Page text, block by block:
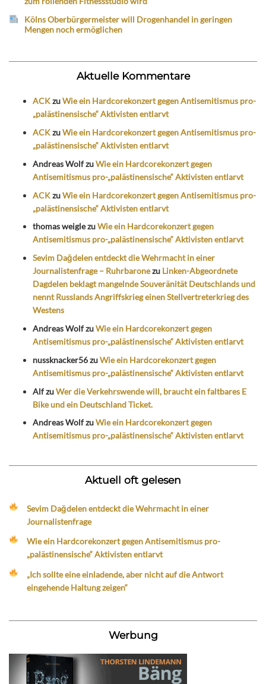
Kölns Oberbürgermeister will Drogenhandel in geringen
Mengen noch ermöglichen
Aktuelle Kommentare
ACKzuWie ein Hardcorekonzert gegen Antisemitismus pro-
„palästinensische“ Aktivisten entlarvt
ACKzuWie ein Hardcorekonzert gegen Antisemitismus pro-
„palästinensische“ Aktivisten entlarvt
Andreas WolfzuWie ein Hardcorekonzert gegen
Antisemitismus pro-„palästinensische“ Aktivisten entlarvt
ACKzuWie ein Hardcorekonzert gegen Antisemitismus pro-
„palästinensische“ Aktivisten entlarvt
thomas weiglezuWie ein Hardcorekonzert gegen
Antisemitismus pro-„palästinensische“ Aktivisten entlarvt
Sevim Dağdelen entdeckt die Wehrmacht in einer
Journalistenfrage – Ruhrbaronezu Linken-Abgeordnete
Dagdelen beklagt mangelnde Souveränität Deutschlands und
nennt Russlands Angriffskrieg einen Stellvertreterkrieg des
Westens
Andreas WolfzuWie ein Hardcorekonzert gegen
Antisemitismus pro-„palästinensische“ Aktivisten entlarvt
nussknacker56zuWie ein Hardcorekonzert gegen
Antisemitismus pro-„palästinensische“ Aktivisten entlarvt
AlfzuWer die Verkehrswende will, braucht ein faltbares E
Bike und ein Deutschland Ticket.
Andreas WolfzuWie ein Hardcorekonzert gegen
Antisemitismus pro-„palästinensische“ Aktivisten entlarvt
Aktuell oft gelesen
Sevim Dağdelen entdeckt die Wehrmacht in einer
Journalistenfrage
Wie ein Hardcorekonzert gegen Antisemitismus pro-
„palästinensische“ Aktivisten entlarvt
„Ich sollte eine einladende, aber nicht auf die Antwort
eingehende Haltung zeigen“
Werbung